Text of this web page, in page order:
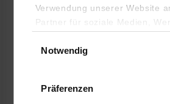
Verwendung unserer Website
Partner für soziale Medien,
YouTube, Google Maps) führen
Daten zusammen, die Sie
haben oder die sie im Rahmen
Notwendig
Präferenzen
Hinter Stöck 17
72406
Bisingen
Thorsten Schmidt